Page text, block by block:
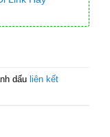
dấu liên kết